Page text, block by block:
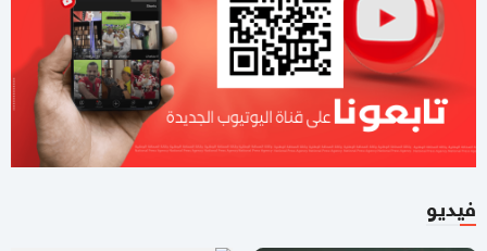
11:44 صباحا
صحيفة تكشف تفاصيل جديدة من ملامح اتفاق غزة
11:12 صباحا
هآرتس تكشف.. نتنياهو يوفد ديرمر إلى واشنطن لتخفيف التوتر مع
الإدارة الأميركية حول غزة
ملف طبي ناقص وإصابات موثقة.. التماس للسماح لطبيب مستقل
بفحص حسام أبو صفية
فيديو